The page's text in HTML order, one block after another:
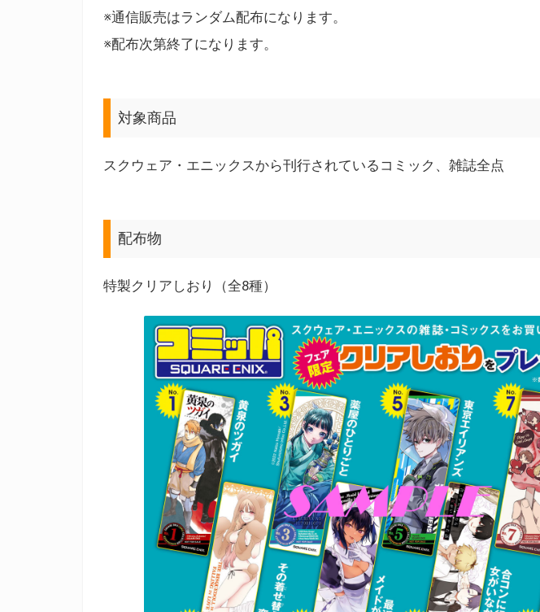
※通信販売はランダム配布になります。
※配布次第終了になります。
対象商品
スクウェア・エニックスから刊行されているコミック、雑誌全点
配布物
特製クリアしおり（全8種）